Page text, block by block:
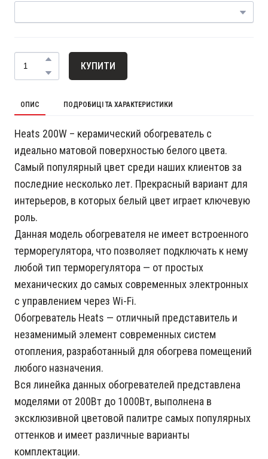
КУПИТИ
ОПИС ПОДРОБИЦІ ТА ХАРАКТЕРИСТИКИ
Heats 200W – керамический обогреватель с
идеально матовой поверхностью белого цвета.
Самый популярный цвет среди наших клиентов за
последние несколько лет. Прекрасный вариант для
интерьеров, в которых белый цвет играет ключевую
роль.
Данная модель обогревателя не имеет встроенного
терморегулятора, что позволяет подключать к нему
любой тип терморегулятора — от простых
механических до самых современных электронных
с управлением через Wi-Fi.
Обогреватель Heats — отличный представитель и
незаменимый элемент современных систем
отопления, разработанный для обогрева помещений
любого назначения.
Вся линейка данных обогревателей представлена
моделями от 200Вт до 1000Вт, выполнена в
эксклюзивной цветовой палитре самых популярных
оттенков и имеет различные варианты
комплектации.